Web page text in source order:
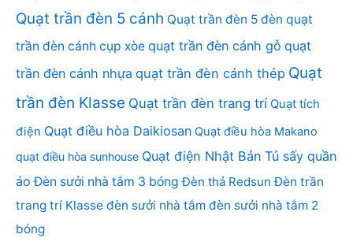
Quạt trần đèn 5 cánh Quạt trần đèn 5 đèn quạt
trần đèn cánh cụp xòe quạt trần đèn cánh gỗ quạt
trần đèn cánh nhựa quạt trần đèn cánh thép Quạt
trần đèn Klasse Quạt trần đèn trang trí Quạt tích
điện Quạt điều hòa Daikiosan Quạt điều hòa Makano
quạt điều hòa sunhouse Quạt điện Nhật Bản Tủ sấy quần
áo Đèn sưởi nhà tắm 3 bóng Đèn thả Redsun Đèn trần
trang trí Klasse đèn sưởi nhà tắm đèn sưởi nhà tắm 2
bóng